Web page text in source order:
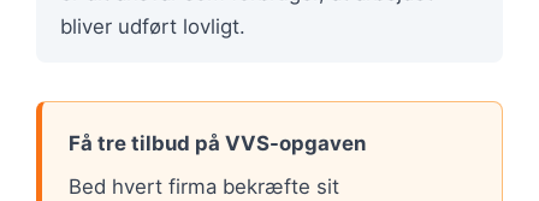
bliver udført lovligt.
Få tre tilbud på VVS-opgaven
Bed hvert firma bekræfte sit